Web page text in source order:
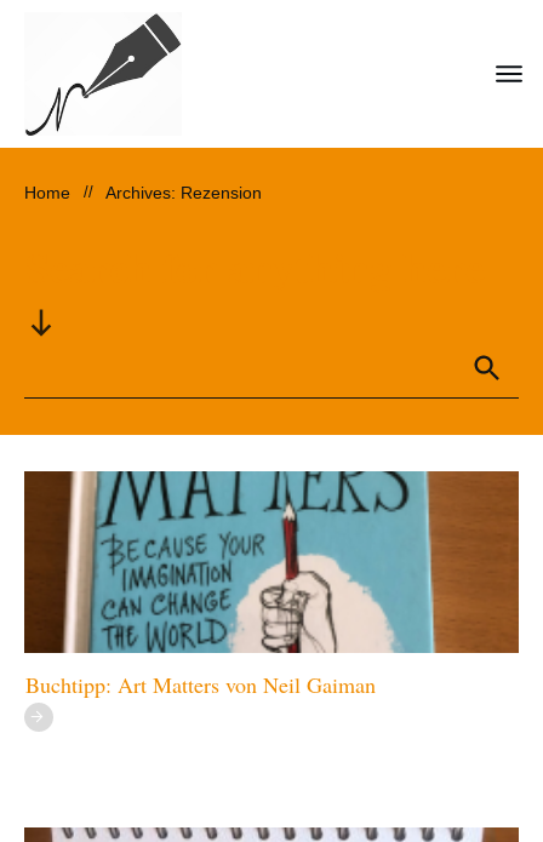
Home // Archives: Rezension
Buchtipp: Art Matters von Neil Gaiman